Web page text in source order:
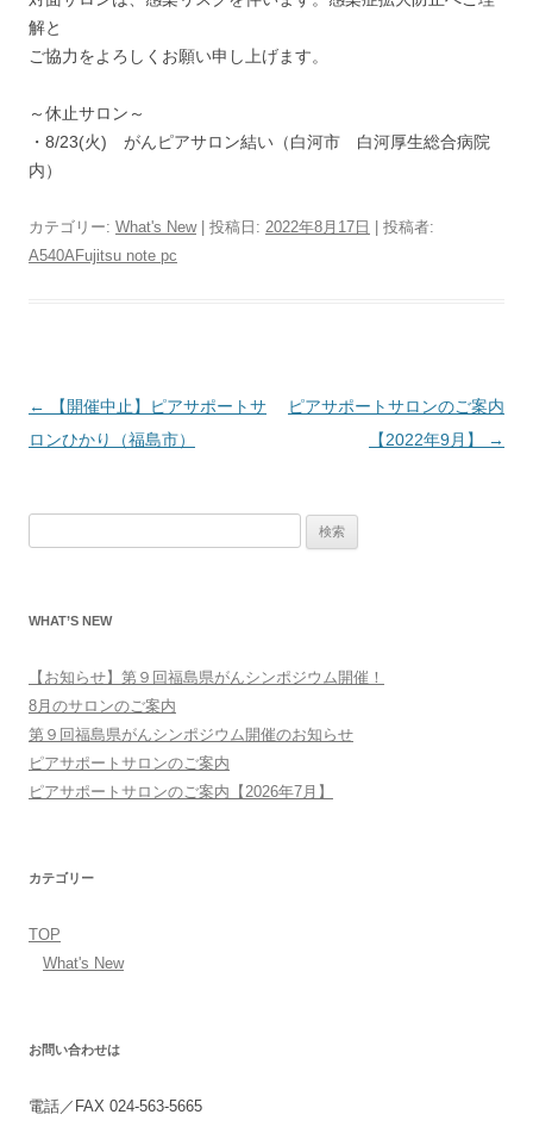
解と
ご協力をよろしくお願い申し上げます。
～休止サロン～
・8/23(火) がんピアサロン結い（白河市 白河厚生総合病院
内）
カテゴリー: What's New| 投稿日: 2022年8月17日
投稿者:
A540AFujitsu note pc
投
稿
ン
←
【開催中止】ピアサポートサ
ロンひかり（福島市）
ピアサポートサロンのご案内
【2022年9月】
→
WHAT’S NEW
【お知らせ】第９回福島県がんシンポジウム開催！
8月のサロンのご案内
第９回福島県がんシンポジウム開催のお知らせ
ピアサポートサロンのご案内
ピアサポートサロンのご案内【2026年7月】
カテゴリー
TOP
What's New
お問い合わせは
電話／FAX 024-563-5665